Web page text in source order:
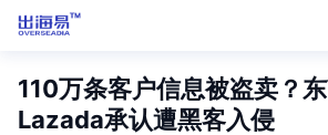
110万条客户信息被盗卖？
Lazada承认遭黑客入侵